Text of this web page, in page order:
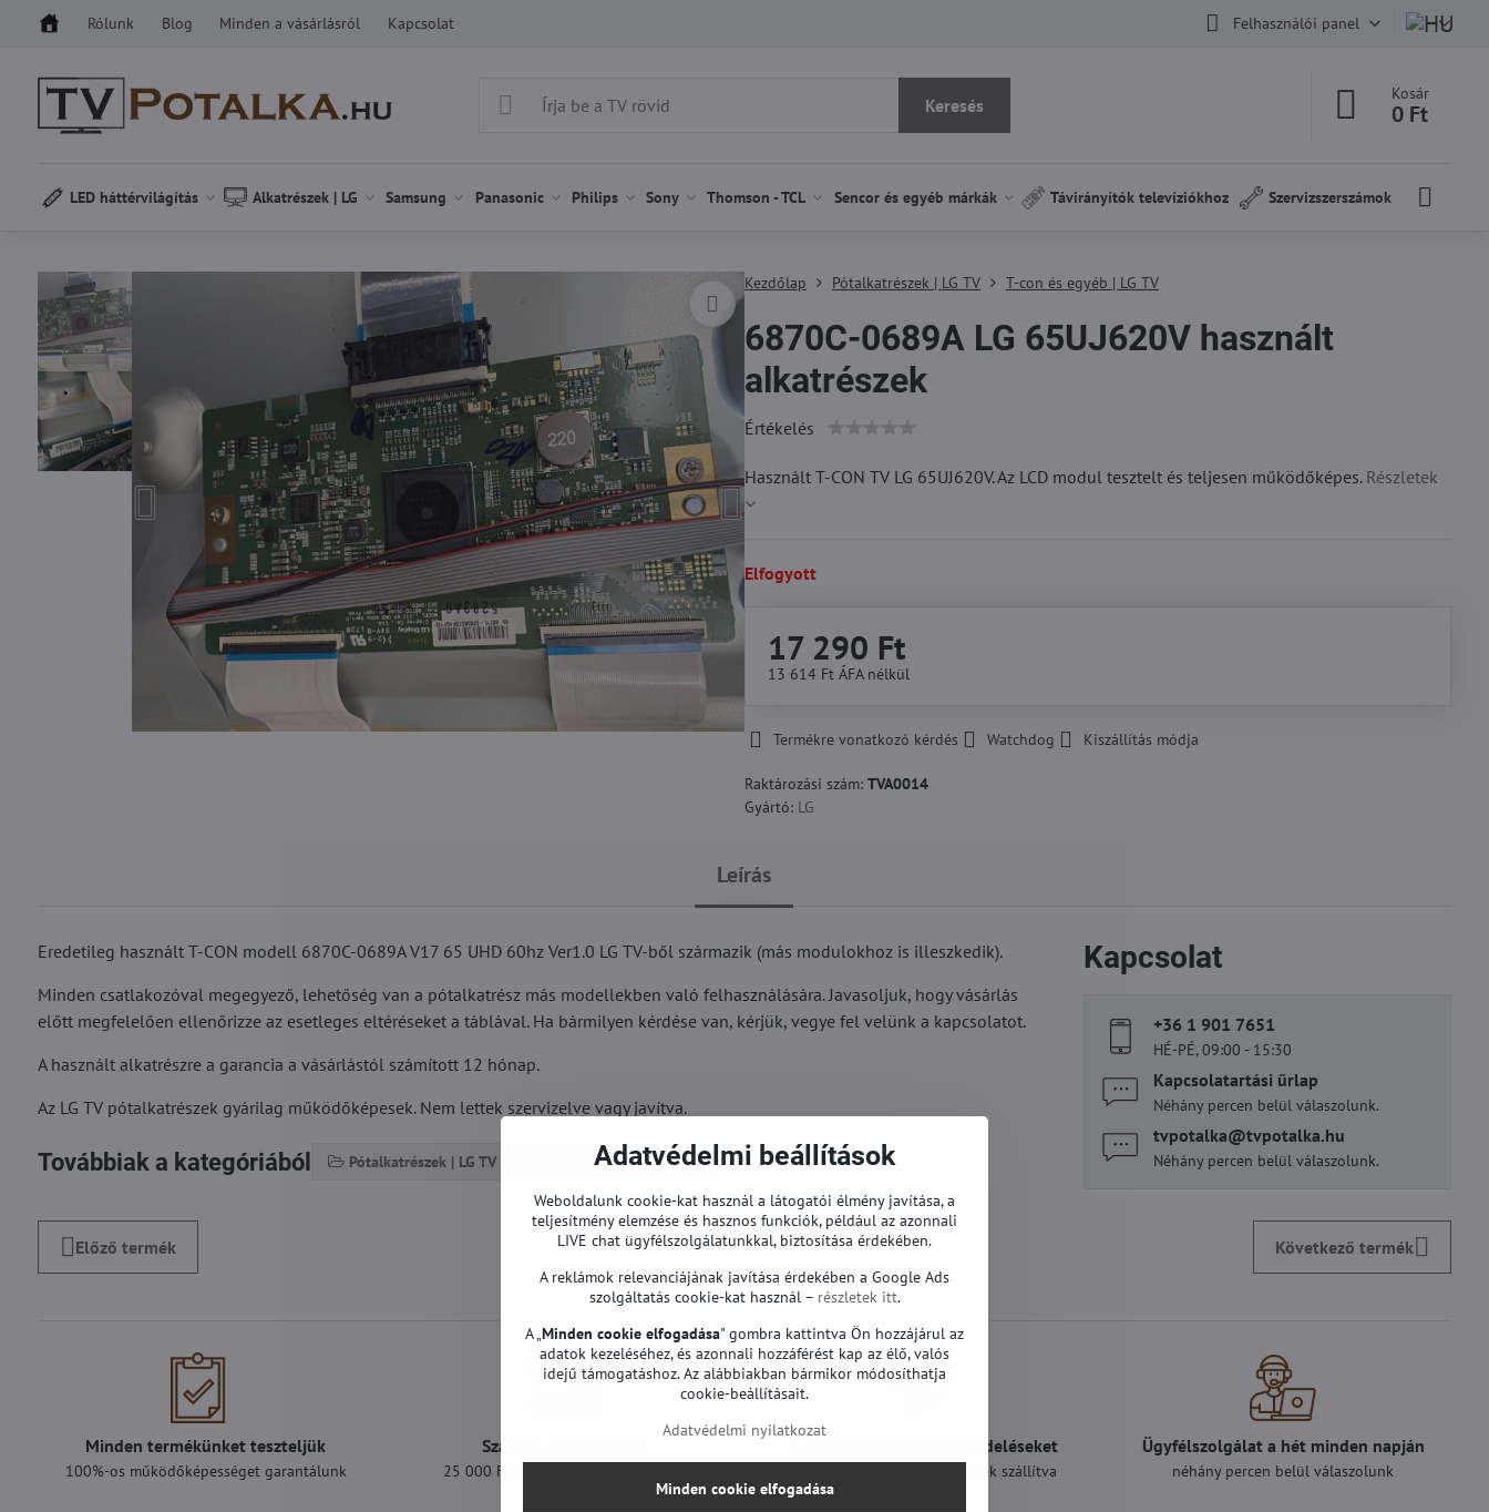
Rólunk Blog Minden a vásárlásról Kapcsolat Felhasználói panel
Keresés
Kosár
0 Ft
LED háttérvilágítás Alkatrészek | LG Samsung Panasonic Philips Sony Thomson - TCL Sencor és egyéb márkák Távirányítók televíziókhoz Szervizszerszámok
Kezdőlap Pótalkatrészek | LG TV T-con és egyéb | LG TV
6870C-0689A LG 65UJ620V használt
alkatrészek
Értékelés
Használt T-CON TV LG 65UJ620V. Az LCD modul tesztelt és teljesen működőképes. Részletek
Elfogyott
17 290 Ft
13 614 Ft ÁFA nélkül
Termékre vonatkozó kérdés Watchdog Kiszállítás módja
Raktározási szám: TVA0014
Gyártó: LG
Leírás
Eredetileg használt T-CON modell 6870C-0689A V17 65 UHD 60hz Ver1.0 LG TV-ből származik (más modulokhoz is illeszkedik).
Minden csatlakozóval megegyező, lehetőség van a pótalkatrész más modellekben való felhasználására. Javasoljuk, hogy vásárlás
előtt megfelelően ellenőrizze az esetleges eltéréseket a táblával. Ha bármilyen kérdése van, kérjük, vegye fel velünk a kapcsolatot.
A használt alkatrészre a garancia a vásárlástól számított 12 hónap.
Az LG TV pótalkatrészek gyárilag működőképesek. Nem lettek szervizelve vagy javítva.
Továbbiak a kategóriából Pótalkatrészek | LG TV T-con és egyéb | LG TV
Kapcsolat
+36 1 901 7651
HÉ-PÉ, 09:00 - 15:30
Kapcsolatartási űrlap
Néhány percen belül válaszolunk.
tvpotalka​@tvpotalka​.hu
Néhány percen belül válaszolunk.
Előző termék Következő termék
Minden termékünket teszteljük
100%-os működőképességet garantálunk
Szállítás csak 1490 Ft
25 000 Ft felett ingyenes a szállítás
A 12:00 óráig leadott rendeléseket
még a mai nap alatt ki lesznek szállítva
Ügyfélszolgálat a hét minden napján
néhány percen belül válaszolunk
Adatvédelmi beállítások
Weboldalunk cookie-kat használ a látogatói élmény javítása, a
teljesítmény elemzése és hasznos funkciók, például az azonnali
LIVE chat ügyfélszolgálatunkkal, biztosítása érdekében.
A reklámok relevanciájának javítása érdekében a Google Ads
szolgáltatás cookie-kat használ – részletek itt.
A „Minden cookie elfogadása" gombra kattintva Ön hozzájárul az
adatok kezeléséhez, és azonnali hozzáférést kap az élő, valós
idejű támogatáshoz. Az alábbiakban bármikor módosíthatja
cookie-beállításait.
Adatvédelmi nyilatkozat
Minden cookie elfogadása